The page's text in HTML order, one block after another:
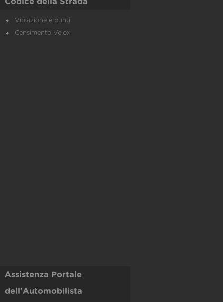
Codice della Strada
Violazione e punti
Censimento Velox
Assistenza Portale
dell'Automobilista